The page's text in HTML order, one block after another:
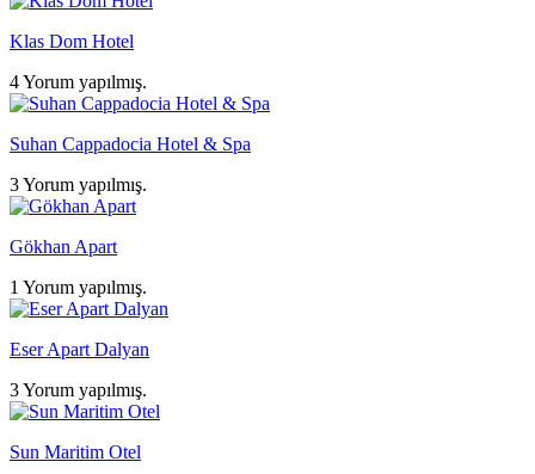
Klas Dom Hotel
4 Yorum yapılmış.
Suhan Cappadocia Hotel & Spa
3 Yorum yapılmış.
Gökhan Apart
1 Yorum yapılmış.
Eser Apart Dalyan
3 Yorum yapılmış.
Sun Maritim Otel